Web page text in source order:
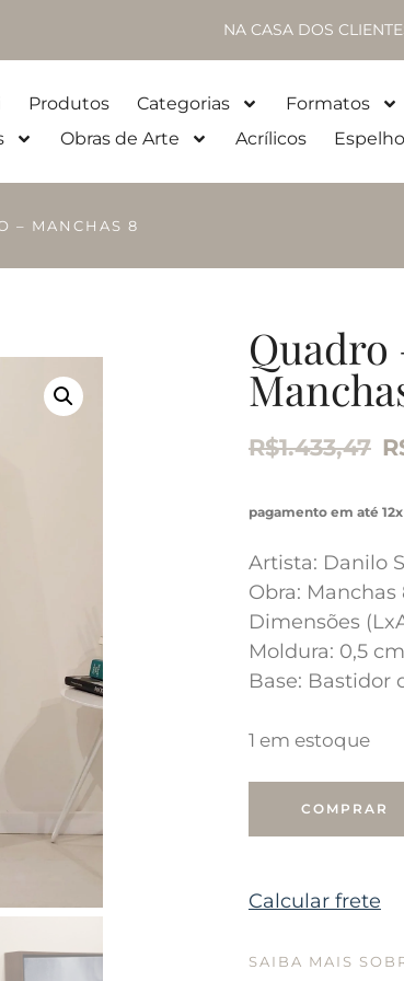
NA CASA DOS
Produtos Categorias Formatos
Obras de Arte Acrílicos
– MANCHAS 8
Quadro
R$1.433,47
pagamento em até
Artista: Danilo
Obra: Manchas
Dimensões
Moldura: 0,5
Base: Bastidor
1 em estoque
COMPRAR
Calcular frete
SAIBA MAIS